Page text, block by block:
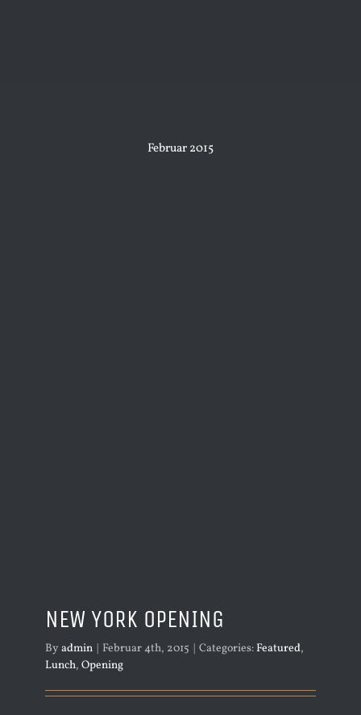
Februar 2015
NEW YORK OPENING
By admin Februar 4th, 2015 Categories: Featured,
Lunch, Opening